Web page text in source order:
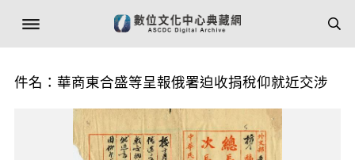
件名：華商東合盛等呈報俄署迫收捐稅仰就近交涉